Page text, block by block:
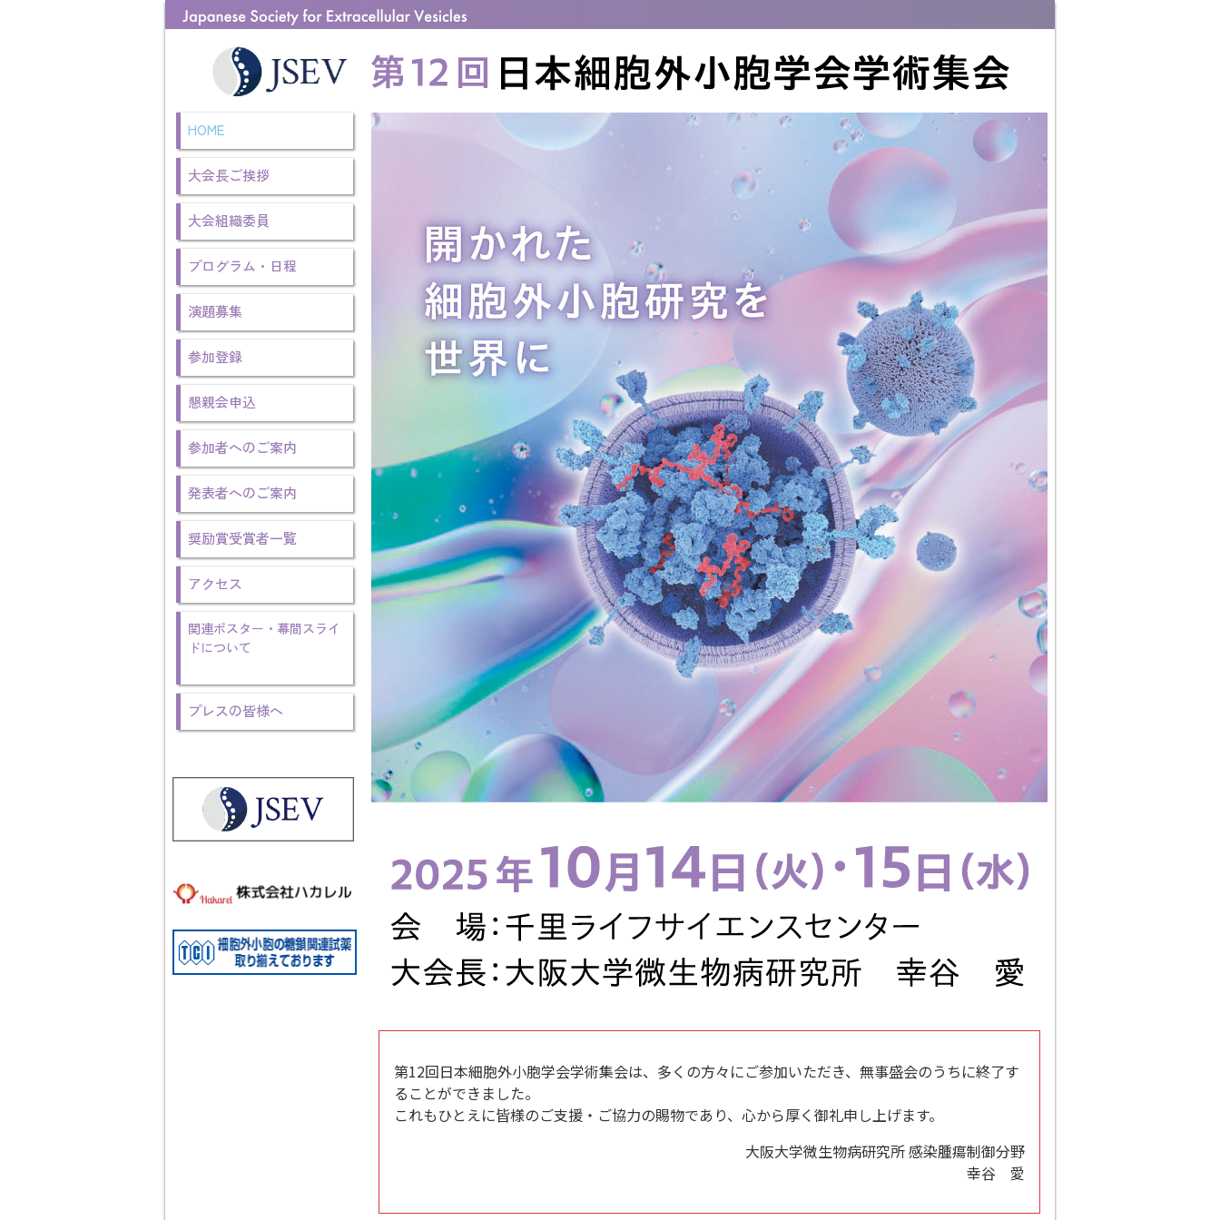
第12回日本細胞外小胞学会学術集会は、多くの方々にご参加いただき、無事盛会のうちに終了す
ることができました。
これもひとえに皆様のご支援・ご協力の賜物であり、心から厚く御礼申し上げます。
大阪大学微生物病研究所 感染腫瘍制御分野
幸谷 愛
HOME
大会長ご挨拶
大会組織委員
プログラム・日程
演題募集
参加登録
懇親会申込
参加者へのご案内
発表者へのご案内
奨励賞受賞者一覧
アクセス
関連ポスター・幕間スライ
ドについて
プレスの皆様へ